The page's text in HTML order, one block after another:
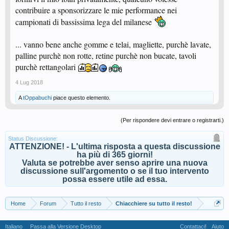
contribuire a sponsorizzare le mie performance nei
campionati di bassissima lega del milanese
... vanno bene anche gomme e telai, magliette, purchè lavate,
palline purchè non rotte, retine purchè non bucate, tavoli
purchè rettangolari
4 Lug 2018
AtOppabuchi piace questo elemento.
(Per rispondere devi entrare o registrarti.)
Status Discussione:
ATTENZIONE! - L'ultima risposta a questa discussione
ha più di 365 giorni!
Valuta se potrebbe aver senso aprire una nuova
discussione sull'argomento o se il tuo intervento
possa essere utile ad essa.
Home Forum Tutto il resto Chiacchiere su tutto il resto!
Italiano Passa alla Versione Desktop Contattaci! Aiuto